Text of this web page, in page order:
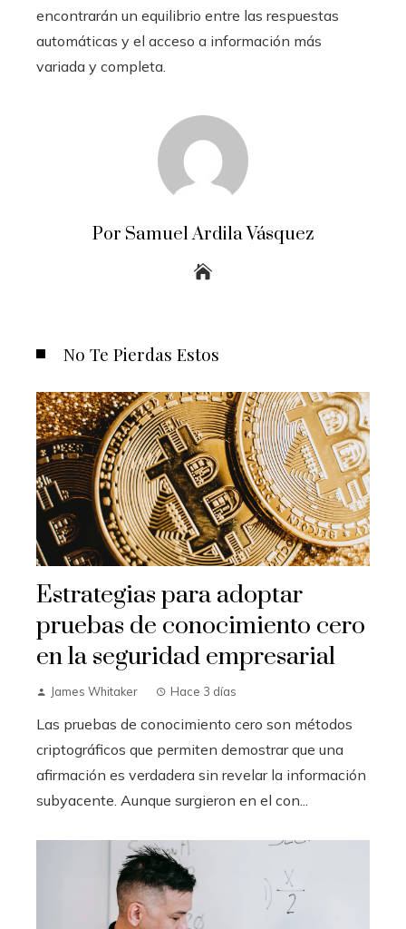
encontrarán un equilibrio entre las respuestas
automáticas y el acceso a información más
variada y completa.
Por Samuel Ardila Vásquez
No Te Pierdas Estos
Estrategias para adoptar
pruebas de conocimiento cero
en la seguridad empresarial
James Whitaker Hace 3 días
Las pruebas de conocimiento cero son métodos
criptográficos que permiten demostrar que una
afirmación es verdadera sin revelar la información
subyacente. Aunque surgieron en el con...